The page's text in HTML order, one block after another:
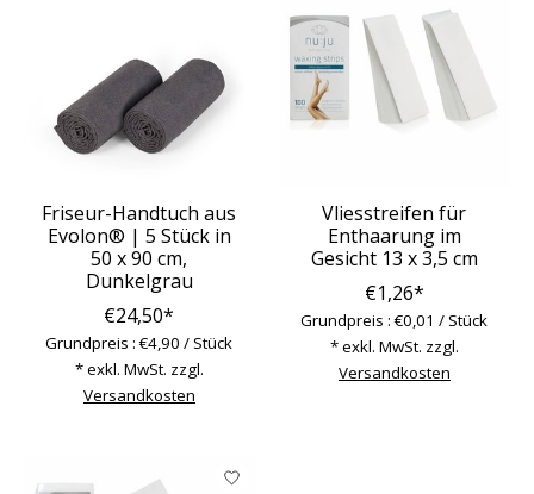
Friseur-Handtuch aus
Evolon® | 5 Stück in
50 x 90 cm,
Dunkelgrau
€24,50*
Grundpreis : €4,90 / Stück
* exkl. MwSt. zzgl.
Versandkosten
Vliesstreifen für
Enthaarung im
Gesicht 13 x 3,5 cm
€1,26*
Grundpreis : €0,01 / Stück
* exkl. MwSt. zzgl.
Versandkosten